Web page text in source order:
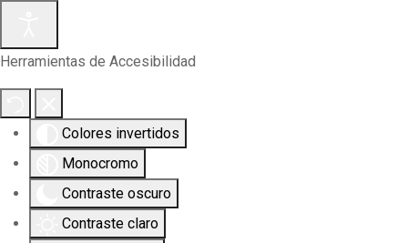
Herramientas de Accesibilidad
Colores invertidos
Monocromo
Contraste oscuro
Contraste claro